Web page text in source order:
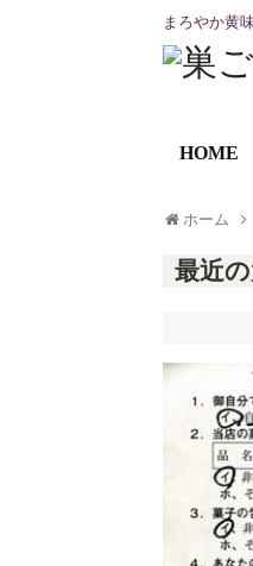
まろやか黄
HOME
ホーム
最近